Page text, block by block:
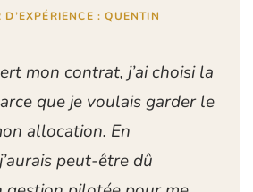
D’EXPÉRIENCE : QUENTIN
mon contrat, j’ai choisi la
que je voulais garder le
allocation. En
peut-être dû